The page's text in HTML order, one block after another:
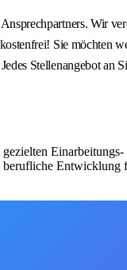
Wir
Sie möchten
Stellenangebot an